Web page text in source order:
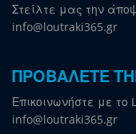
Στείλτε μας την
info@loutraki365.gr
ΠΡΟΒΑΛΕΤΕ
Επικοινωνήστε με το
info@loutraki365.gr